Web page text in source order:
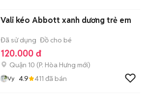
Vali kéo Abbott xanh dương trẻ em
Đã sử dụng Đồ cho bé
120.000 đ
Quận 10 (P. Hòa Hưng mới)
Vy 4.9 411 đã bán